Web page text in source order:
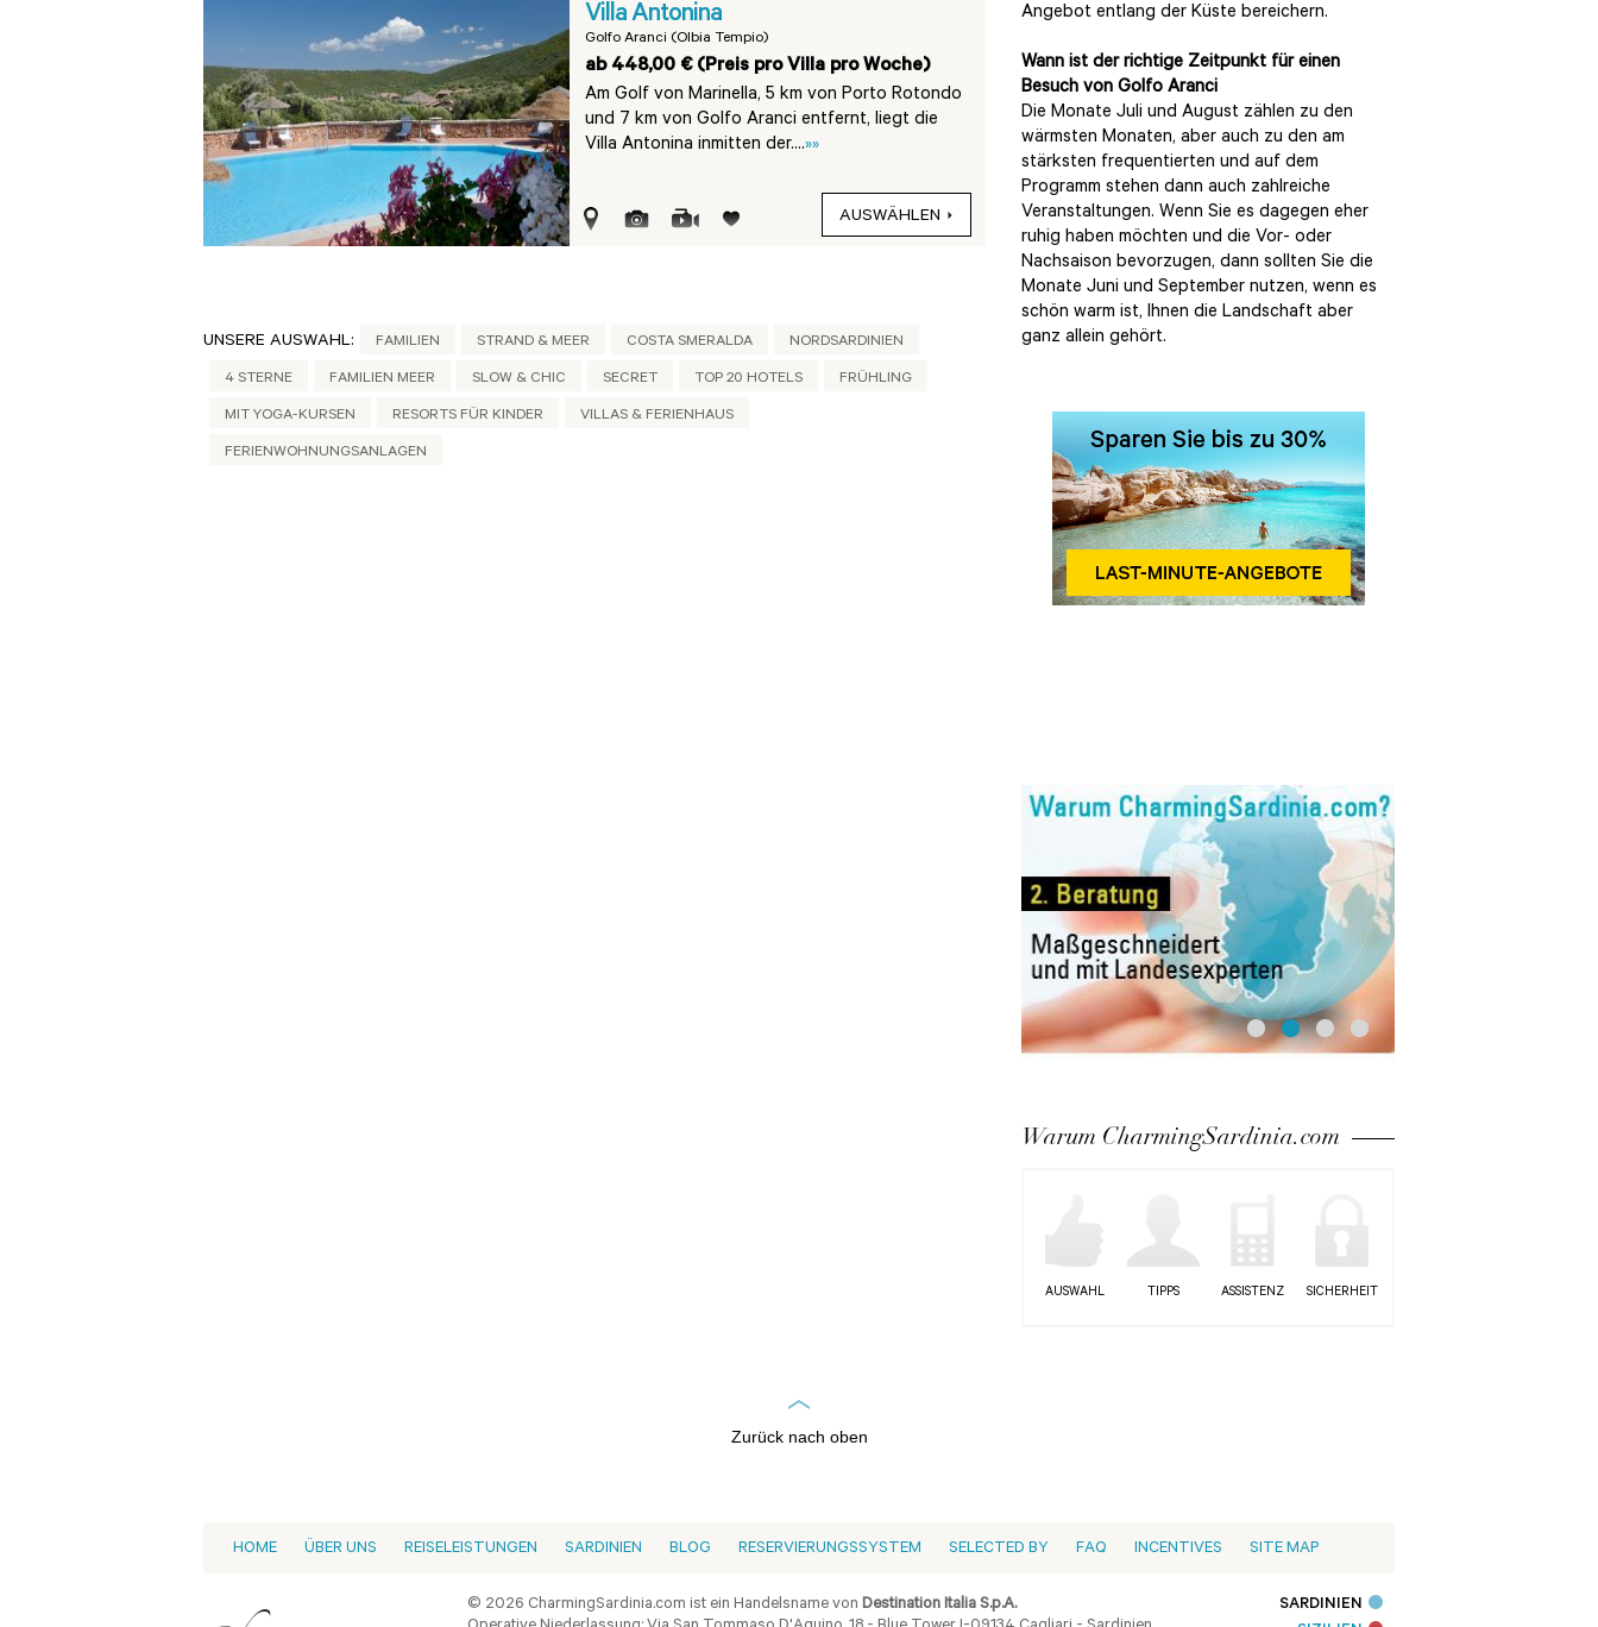
Villa Antonina
Golfo Aranci (Olbia Tempio)
ab 448,00 € (Preis pro Villa pro Woche)
Am Golf von Marinella, 5 km von Porto Rotondo
und 7 km von Golfo Aranci entfernt, liegt die
Villa Antonina inmitten der....»»
AUSWÄHLEN
UNSERE AUSWAHL: FAMILIEN STRAND & MEER COSTA SMERALDA NORDSARDINIEN
4 STERNE FAMILIEN MEER SLOW & CHIC SECRET TOP 20 HOTELS FRÜHLING
MIT YOGA-KURSEN RESORTS FÜR KINDER VILLAS & FERIENHAUS
FERIENWOHNUNGSANLAGEN
Angebot entlang der Küste bereichern.
Wann ist der richtige Zeitpunkt für einen
Besuch von Golfo Aranci
Die Monate Juli und August zählen zu den
wärmsten Monaten, aber auch zu den am
stärksten frequentierten und auf dem
Programm stehen dann auch zahlreiche
Veranstaltungen. Wenn Sie es dagegen eher
ruhig haben möchten und die Vor- oder
Nachsaison bevorzugen, dann sollten Sie die
Monate Juni und September nutzen, wenn es
schön warm ist, Ihnen die Landschaft aber
ganz allein gehört.
Warum CharmingSardinia.com
AUSWAHL TIPPS ASSISTENZ SICHERHEIT
Zurück nach oben
HOME ÜBER UNS REISELEISTUNGEN SARDINIEN BLOG RESERVIERUNGSSYSTEM SELECTED BY FAQ INCENTIVES SITE MAP
© 2026 CharmingSardinia.com ist ein Handelsname vonDestination Italia S.p.A.
SARDINIEN